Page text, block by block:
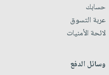
حسابك
عربة التسوق
لائحة الأمنيات
وسائل الدفع